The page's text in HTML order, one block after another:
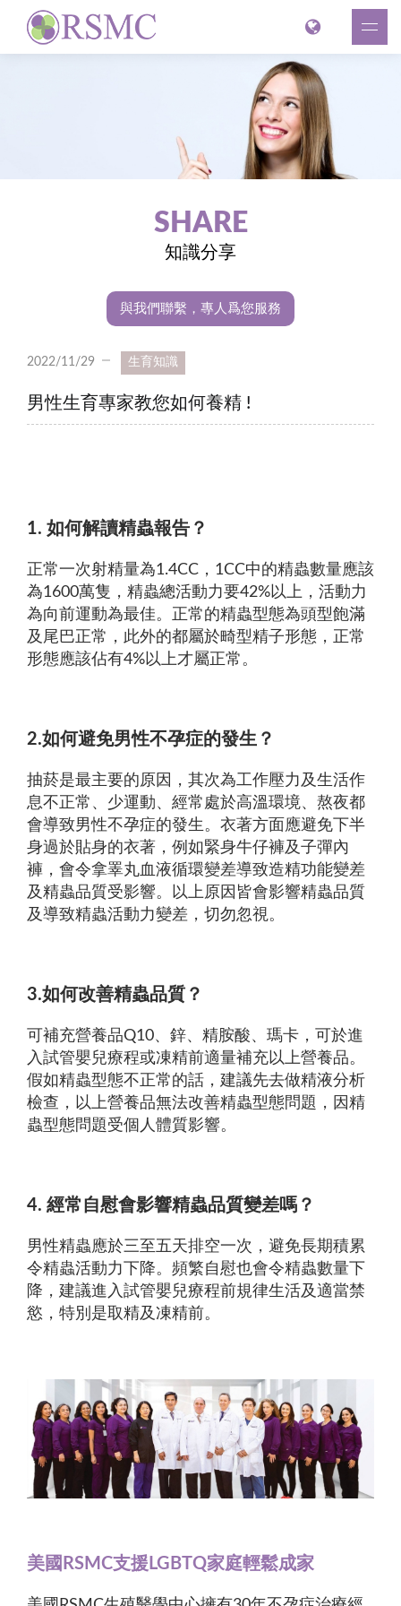
SHARE
知識分享
與我們聯繫，專人爲您服務
2022/11/29 生育知識
男性生育專家教您如何養精 !
1. 如何解讀精蟲報告？
正常一次射精量為1.4CC，1CC中的精蟲數量應該
為1600萬隻，精蟲總活動力要42%以上，活動力
為向前運動為最佳。正常的精蟲型態為頭型飽滿
及尾巴正常，此外的都屬於畸型精子形態，正常
形態應該佔有4%以上才屬正常。
2.如何避免男性不孕症的發生？
抽菸是最主要的原因，其次為工作壓力及生活作
息不正常、少運動、經常處於高溫環境、熬夜都
會導致男性不孕症的發生。衣著方面應避免下半
身過於貼身的衣著，例如緊身牛仔褲及子彈內
褲，會令拿睪丸血液循環變差導致造精功能變差
及精蟲品質受影響。以上原因皆會影響精蟲品質
及導致精蟲活動力變差，切勿忽視。
3.如何改善精蟲品質？
可補充營養品Q10、鋅、精胺酸、瑪卡，可於進
入試管嬰兒療程或凍精前適量補充以上營養品。
假如精蟲型態不正常的話，建議先去做精液分析
檢查，以上營養品無法改善精蟲型態問題，因精
蟲型態問題受個人體質影響。
4. 經常自慰會影響精蟲品質變差嗎？
男性精蟲應於三至五天排空一次，避免長期積累
令精蟲活動力下降。頻繁自慰也會令精蟲數量下
降，建議進入試管嬰兒療程前規律生活及適當禁
慾，特別是取精及凍精前。
美國RSMC支援LGBTQ家庭輕鬆成家